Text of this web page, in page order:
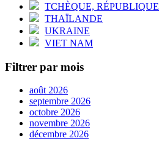
TCHÈQUE, RÉPUBLIQUE
THAÏLANDE
UKRAINE
VIET NAM
Filtrer par mois
août 2026
septembre 2026
octobre 2026
novembre 2026
décembre 2026